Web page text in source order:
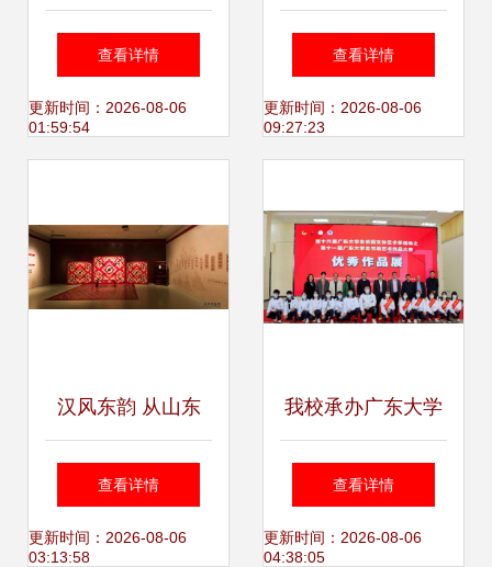
——广西局承办总
局特邀参加中国—
并圆满完成展览展
示
查看详情
更新时间：2026-08-06
01:59:54
业联社 深耕承办展
览展示 赋能轻工产
查看详情
更新时间：2026-08-06
09:27:23
汉风东韵 从山东
看“雄踞东方”的长
沙展览
查看详情
更新时间：2026-08-06
03:13:58
我校承办广东大学
生书画艺术作品大
赛优秀作品展
查看详情
更新时间：2026-08-06
04:38:05